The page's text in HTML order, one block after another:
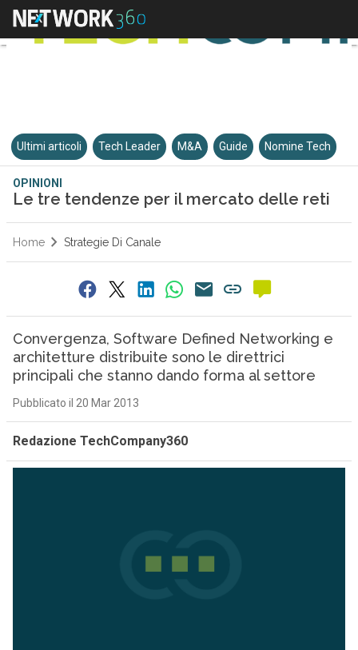
Ultimi articoli Tech Leader M&A Guide Nomine Tech
OPINIONI
Le tre tendenze per il mercato delle reti
Home Strategie Di Canale
Convergenza, Software Defined Networking e
architetture distribuite sono le direttrici
principali che stanno dando forma al settore
Pubblicato il 20 Mar 2013
Redazione TechCompany360